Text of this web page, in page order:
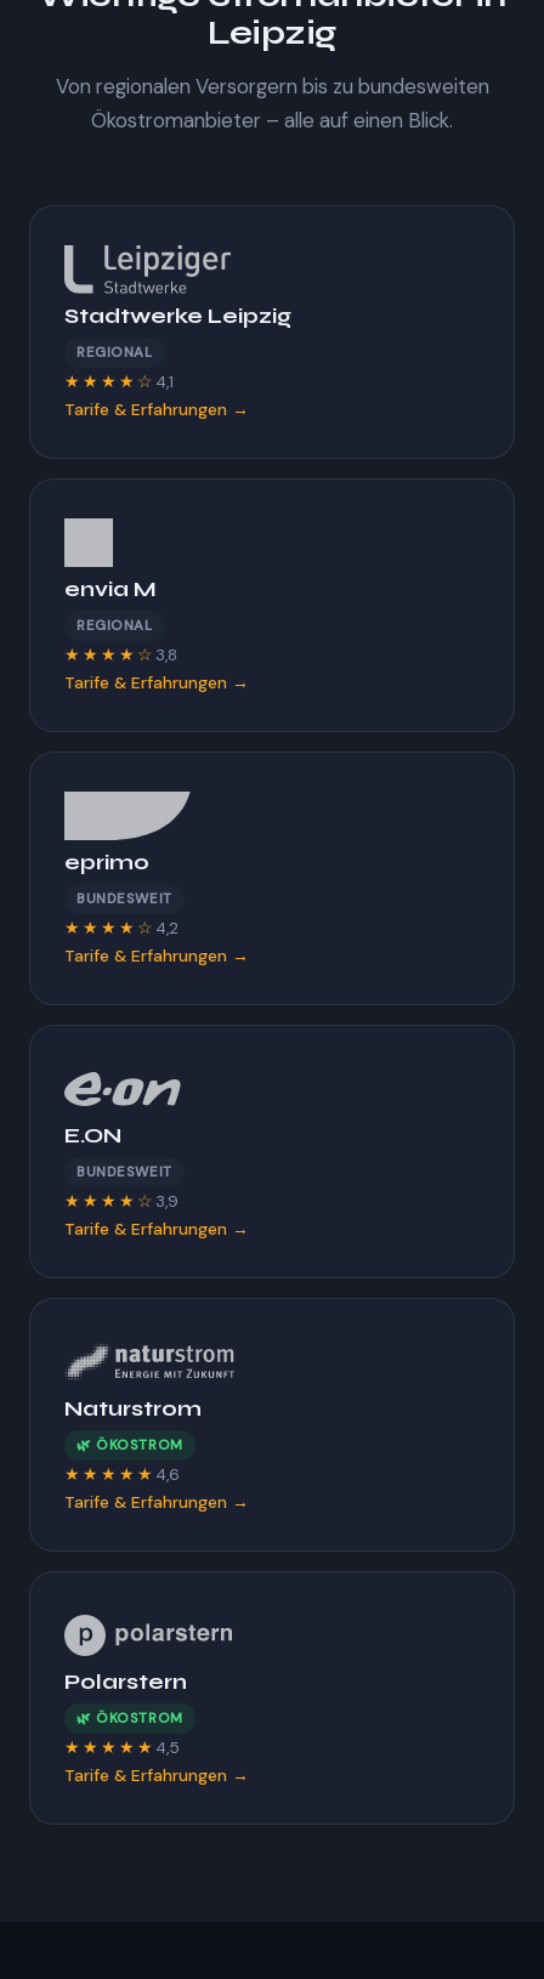
Leipzig
Von regionalen Versorgern bis zu bundesweiten
Ökostromanbieter – alle auf einen Blick.
Stadtwerke Leipzig
REGIONAL
★★★★☆ 4,1
Tarife & Erfahrungen →
envia M
REGIONAL
★★★★☆ 3,8
Tarife & Erfahrungen →
eprimo
BUNDESWEIT
★★★★☆ 4,2
Tarife & Erfahrungen →
E.ON
BUNDESWEIT
★★★★☆ 3,9
Tarife & Erfahrungen →
Naturstrom
🌿 ÖKOSTROM
★★★★★ 4,6
Tarife & Erfahrungen →
Polarstern
🌿 ÖKOSTROM
★★★★★ 4,5
Tarife & Erfahrungen →